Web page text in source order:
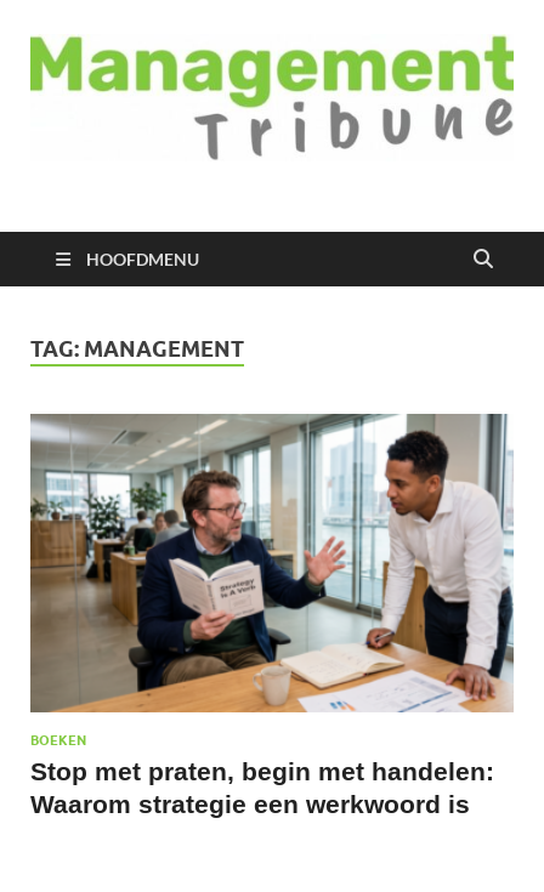
Managementtribune
HOOFDMENU
TAG: MANAGEMENT
BOEKEN
Stop met praten, begin met handelen:
Waarom strategie een werkwoord is